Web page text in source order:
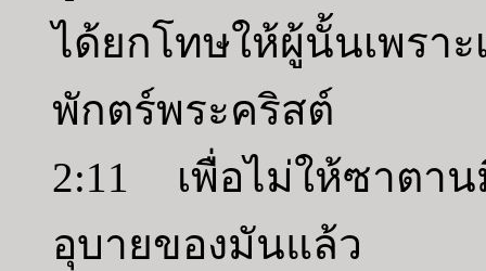
ได้ยกโทษให้ผู้นั้นเพรา
พักตร์พระคริสต์
2:11 เพื่อไม่ให้ซาตาน
อุบายของมันแล้ว